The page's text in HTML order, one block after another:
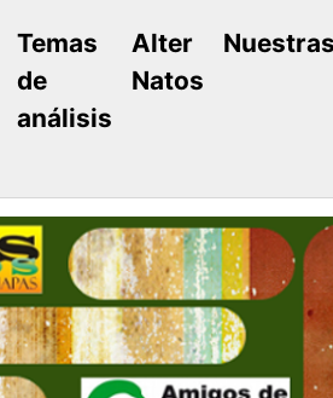
Temas
de
análisis
Alter
Natos